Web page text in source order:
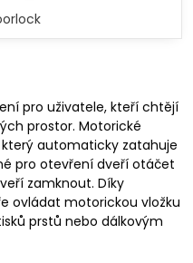
pro uživatele, kteří chtějí
prostor. Motorické
automaticky zatahuje
pro otevření dveří otáčet
zamknout. Díky
ovládat motorickou vložku
prstů nebo dálkovým